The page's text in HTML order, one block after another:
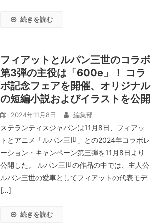
続きを読む
フィアットとルパン三世のコラボ
第3弾の主役は「600e」！ コラ
ボ記念フェアを開催、オリジナル
の短編小説およびイラストを公開
2024年11月8日 編集部
ステランティスジャパンは11月8日、フィアッ
トとアニメ「ルパン三世」との2024年コラボレ
ーション・キャンペーン第三弾を11月8日より
公開した。 ルパン三世の作品の中では、主人公
ルパン三世の愛車としてフィアットの代表モデ
[…]
続きを読む